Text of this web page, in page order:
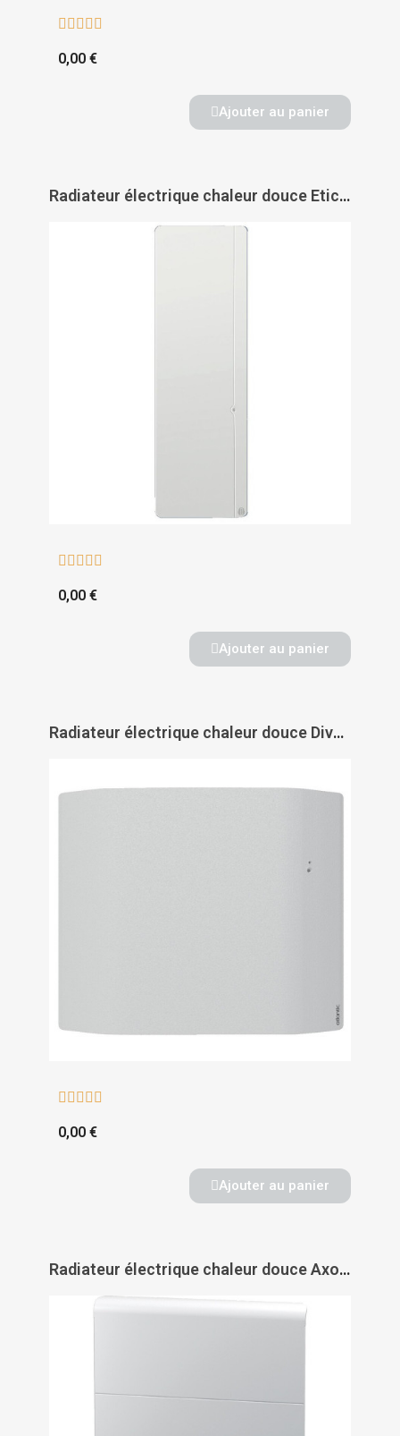
    
0,00 €
Ajouter au panier
Radiateur électrique chaleur douce Etic vertical horizontal - INTUIS
    
0,00 €
Ajouter au panier
Radiateur électrique chaleur douce Divali horizontal connecté et lumineux - ATLANTIC
    
0,00 €
Ajouter au panier
Radiateur électrique chaleur douce Axoo horizontal - INTUIS